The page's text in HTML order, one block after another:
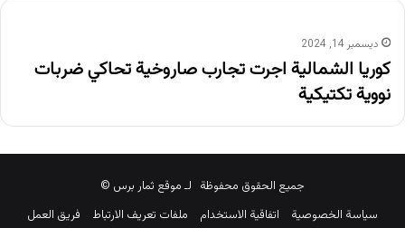
ديسمبر 14, 2024
كوريا الشمالية اجرت تجارب صاروخية تحاكي ضربات
نووية تكتيكية
جميع الحقوق محفوظة لـ موقع ثمار برس ©
سياسة الخصوصية
اتفاقية الاستخدام ملفات تعريف الارتباط
فريق العمل